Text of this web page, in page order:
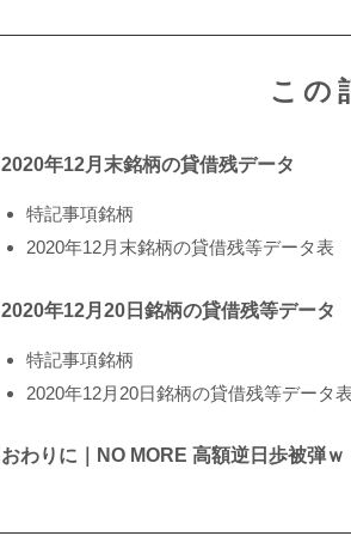
この
2020年12月末銘柄の貸借残データ
特記事項銘柄
2020年12月末銘柄の貸借残等データ表
2020年12月20日銘柄の貸借残等データ
特記事項銘柄
2020年12月20日銘柄の貸借残等データ表
おわりに｜NO MORE 高額逆日歩被弾ｗ